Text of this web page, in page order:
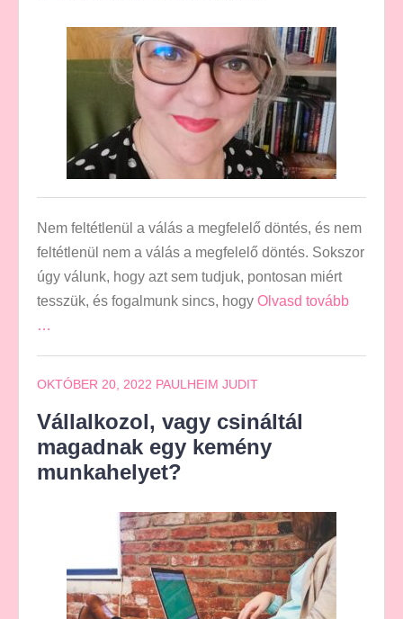
Nem feltétlenül a válás a megfelelő döntés, és nem
feltétlenül nem a válás a megfelelő döntés. Sokszor
úgy válunk, hogy azt sem tudjuk, pontosan miért
tesszük, és fogalmunk sincs, hogy Olvasd tovább
…
OKTÓBER 20, 2022 PAULHEIM JUDIT
Vállalkozol, vagy csináltál
magadnak egy kemény
munkahelyet?